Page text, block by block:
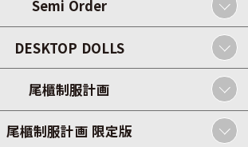
Semi Order
DESKTOP DOLLS
尾櫃制服計画
尾櫃制服計画 限定版